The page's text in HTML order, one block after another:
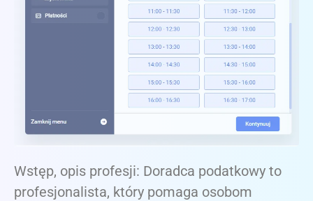
Wstęp, opis profesji: Doradca podatkowy to
profesjonalista, który pomaga osobom